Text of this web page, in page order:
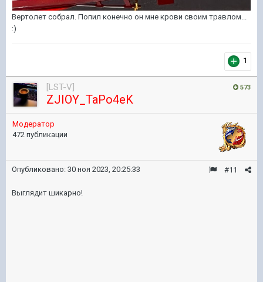
Вертолет собрал. Попил конечно он мне крови своим травлом...
:)
1
573
[LST-V]
ZJIOY_TaPo4eK
Модератор
472 публикации
#11
Опубликовано: 30 ноя 2023, 20:25:33
Выглядит шикарно!